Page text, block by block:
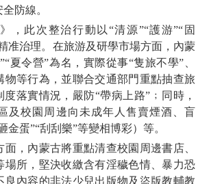
防線。
此次整治行動以“清源”“護游”“固
准治理。在旅游及研學市場方面，內蒙
夏令營”為名，實際從事“隻旅不學”、
物等行為，並聯合交通部門重點抽查旅
度落實情況，嚴防“帶病上路”﹔同時，
及校園周邊向未成年人售賣煙酒、盲
金蛋”“刮刮樂”等變相博彩）等。
內蒙古將重點清查校園周邊書店、
場所，堅決收繳含有淫穢色情、暴力恐
良內容的非法少兒出版物及盜版教輔教